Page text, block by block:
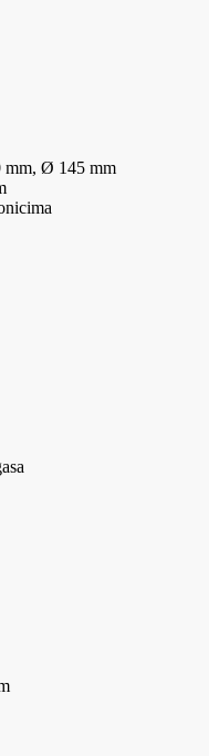
mm, Ø 145 mm